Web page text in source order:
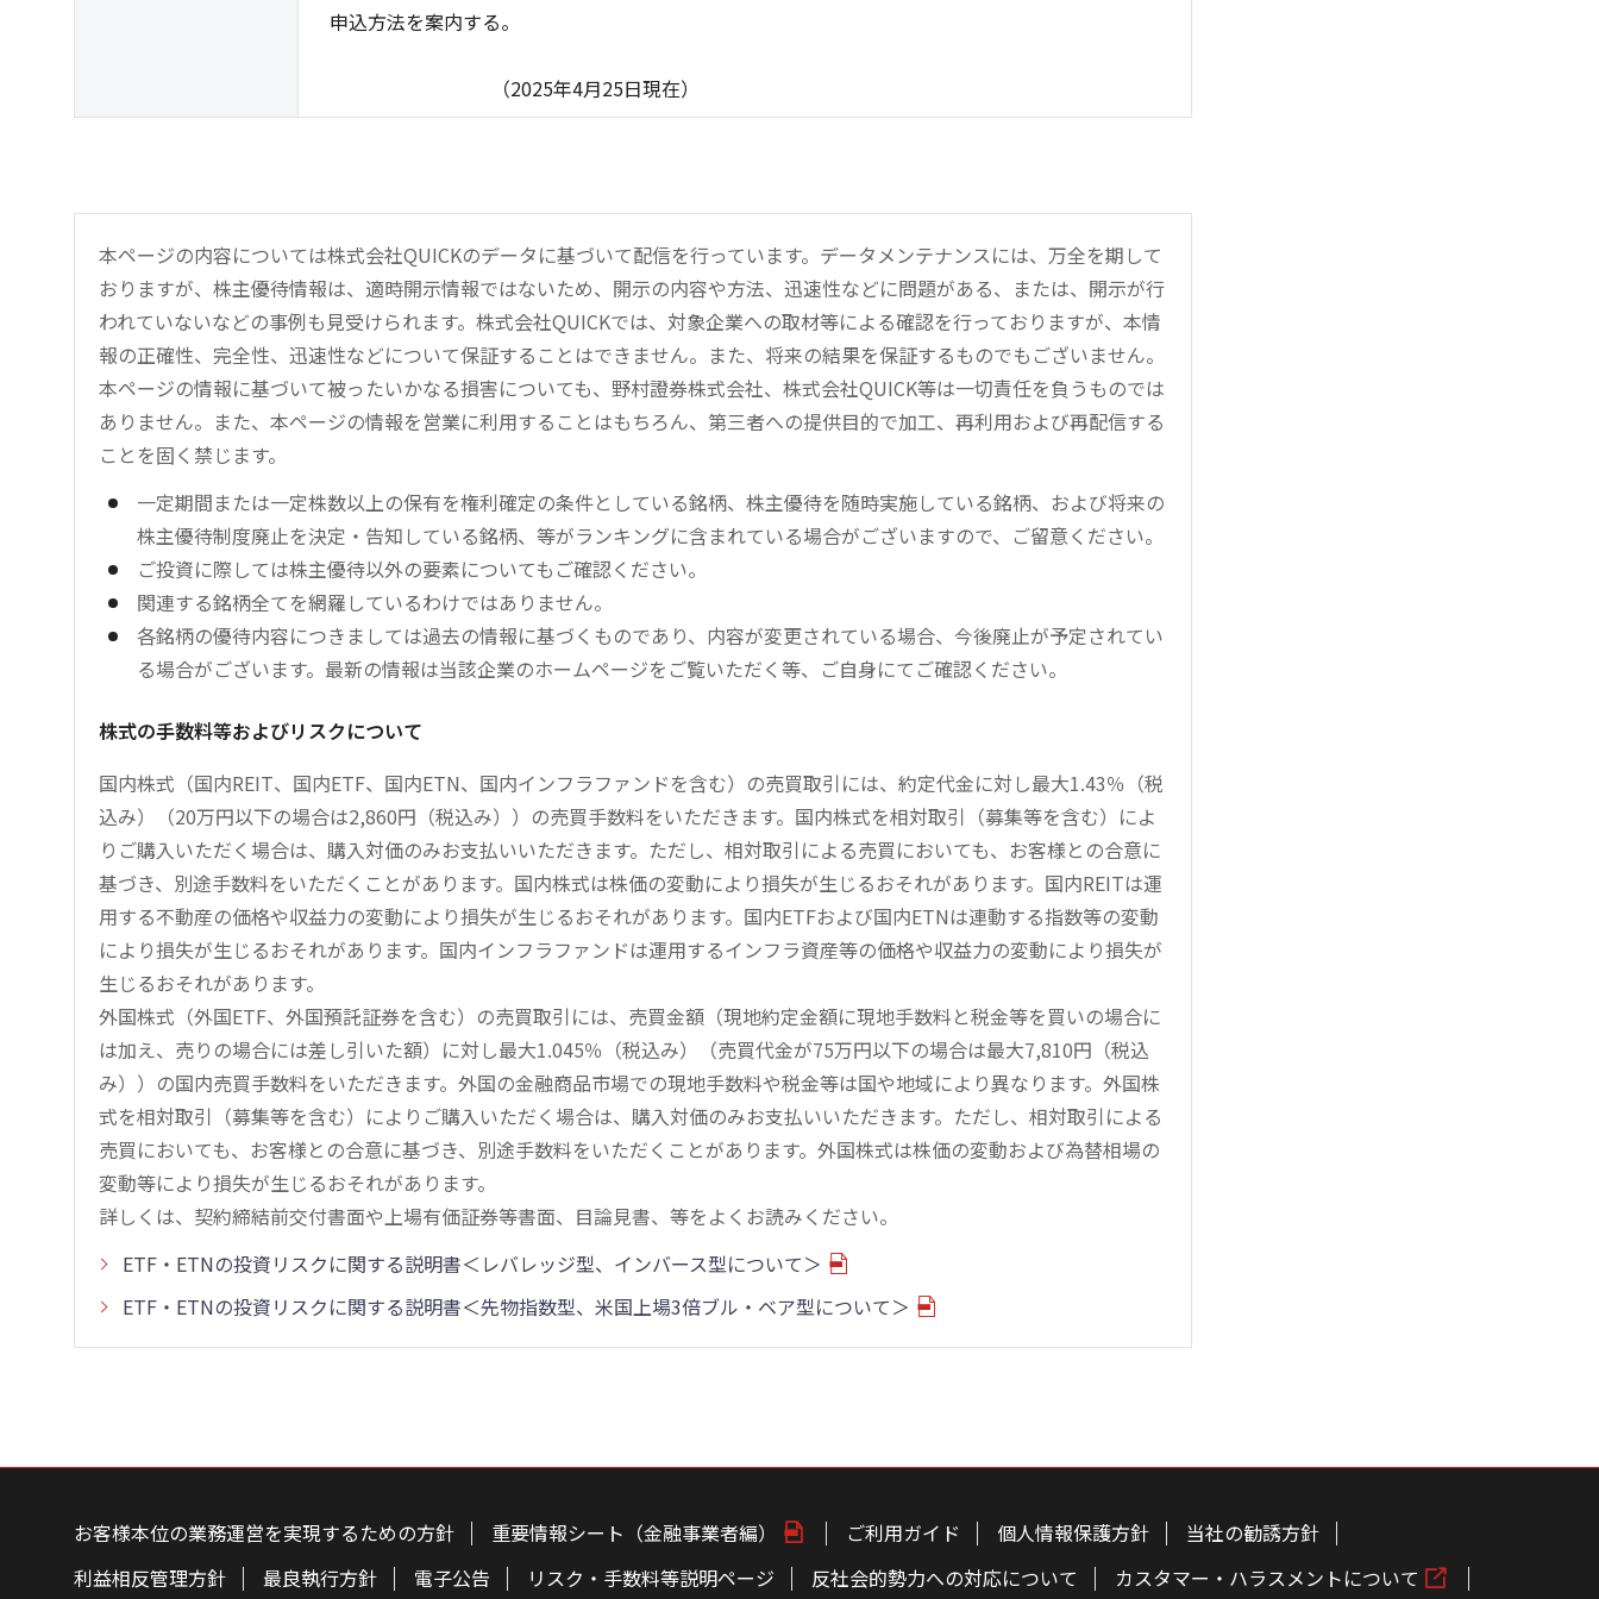
申込方法を案内する。
（2025年4月25日現在）
本ページの内容については株式会社QUICKのデータに基づいて配信を行っています。データメンテナンスには、万全を期して
おりますが、株主優待情報は、適時開示情報ではないため、開示の内容や方法、迅速性などに問題がある、または、開示が行
われていないなどの事例も見受けられます。株式会社QUICKでは、対象企業への取材等による確認を行っておりますが、本情
報の正確性、完全性、迅速性などについて保証することはできません。また、将来の結果を保証するものでもございません。
本ページの情報に基づいて被ったいかなる損害についても、野村證券株式会社、株式会社QUICK等は一切責任を負うものでは
ありません。また、本ページの情報を営業に利用することはもちろん、第三者への提供目的で加工、再利用および再配信する
ことを固く禁じます。
一定期間または一定株数以上の保有を権利確定の条件としている銘柄、株主優待を随時実施している銘柄、および将来の
株主優待制度廃止を決定・告知している銘柄、等がランキングに含まれている場合がございますので、ご留意ください。
ご投資に際しては株主優待以外の要素についてもご確認ください。
関連する銘柄全てを網羅しているわけではありません。
各銘柄の優待内容につきましては過去の情報に基づくものであり、内容が変更されている場合、今後廃止が予定されてい
る場合がございます。最新の情報は当該企業のホームページをご覧いただく等、ご自身にてご確認ください。
株式の手数料等およびリスクについて
国内株式（国内REIT、国内ETF、国内ETN、国内インフラファンドを含む）の売買取引には、約定代金に対し最大1.43％（税
込み）（20万円以下の場合は2,860円（税込み））の売買手数料をいただきます。国内株式を相対取引（募集等を含む）によ
りご購入いただく場合は、購入対価のみお支払いいただきます。ただし、相対取引による売買においても、お客様との合意に
基づき、別途手数料をいただくことがあります。国内株式は株価の変動により損失が生じるおそれがあります。国内REITは運
用する不動産の価格や収益力の変動により損失が生じるおそれがあります。国内ETFおよび国内ETNは連動する指数等の変動
により損失が生じるおそれがあります。国内インフラファンドは運用するインフラ資産等の価格や収益力の変動により損失が
生じるおそれがあります。
外国株式（外国ETF、外国預託証券を含む）の売買取引には、売買金額（現地約定金額に現地手数料と税金等を買いの場合に
は加え、売りの場合には差し引いた額）に対し最大1.045％（税込み）（売買代金が75万円以下の場合は最大7,810円（税込
み））の国内売買手数料をいただきます。外国の金融商品市場での現地手数料や税金等は国や地域により異なります。外国株
式を相対取引（募集等を含む）によりご購入いただく場合は、購入対価のみお支払いいただきます。ただし、相対取引による
売買においても、お客様との合意に基づき、別途手数料をいただくことがあります。外国株式は株価の変動および為替相場の
変動等により損失が生じるおそれがあります。
詳しくは、契約締結前交付書面や上場有価証券等書面、目論見書、等をよくお読みください。
ETF・ETNの投資リスクに関する説明書＜レバレッジ型、インバース型について＞
ETF・ETNの投資リスクに関する説明書＜先物指数型、米国上場3倍ブル・ベア型について＞
こ
お客様本位の業務運営を実現するための方針 重要情報シート（金融事業者編） ご利用ガイド 個人情報保護方針
当社の勧誘方針
利益相反管理方針
最良執行方針 電子公告 リスク・手数料等説明ページ 反社会的勢力への対応について カスタマー・ハラスメントについて